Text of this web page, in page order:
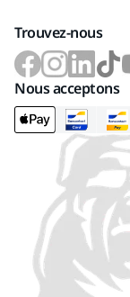
Trouvez-nous
Nous acceptons